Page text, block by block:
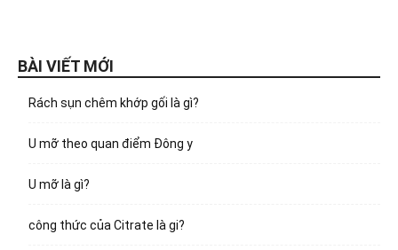
BÀI VIẾT MỚI
Rách sụn chêm khớp gối là gì?
U mỡ theo quan điểm Đông y
U mỡ là gì?
công thức của Citrate là gi?